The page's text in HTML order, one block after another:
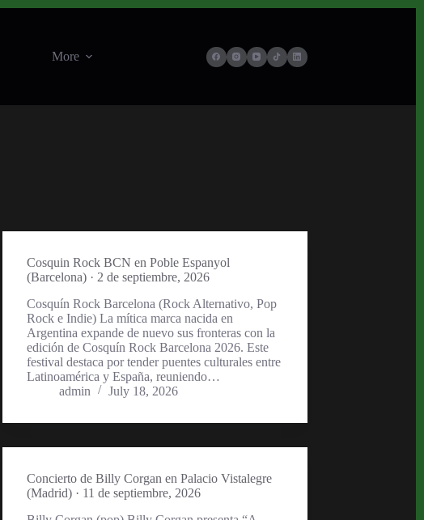
More
Cosquin Rock BCN en Poble Espanyol
(Barcelona) · 2 de septiembre, 2026
Cosquín Rock Barcelona (Rock Alternativo, Pop
Rock e Indie) La mítica marca nacida en
Argentina expande de nuevo sus fronteras con la
edición de Cosquín Rock Barcelona 2026. Este
festival destaca por tender puentes culturales entre
Latinoamérica y España, reuniendo…
admin
July 18, 2026
Concierto de Billy Corgan en Palacio Vistalegre
(Madrid) · 11 de septiembre, 2026